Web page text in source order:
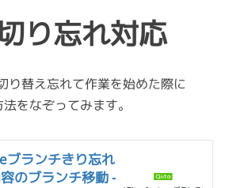
り忘れ対応
り替え忘れて作業を始めた際に
をなぞってみます。
ブランチきり忘れ
のブランチ移動 -